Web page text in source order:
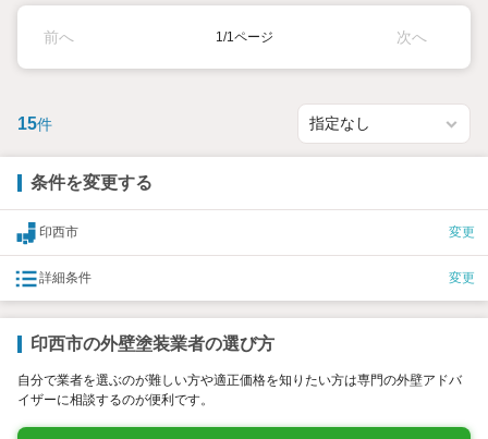
前へ 1/1ページ 次へ
15件
条件を変更する
印西市 変更
詳細条件 変更
印西市の外壁塗装業者の選び方
自分で業者を選ぶのが難しい方や適正価格を知りたい方は専門の外壁アドバ
イザーに相談するのが便利です。